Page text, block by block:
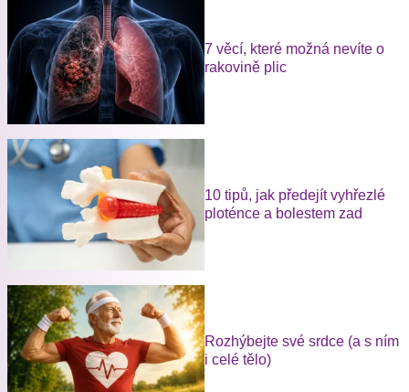
7 věcí, které možná nevíte o
rakovině plic
10 tipů, jak předejít vyhřezlé
ploténce a bolestem zad
Rozhýbejte své srdce (a s ním
i celé tělo)